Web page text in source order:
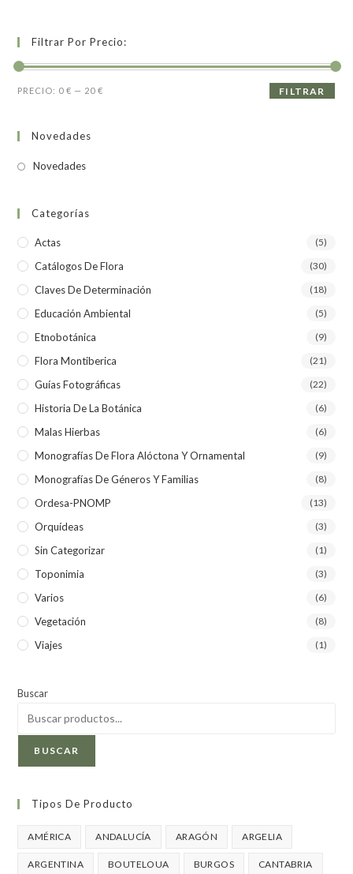
Filtrar Por Precio:
FILTRAR
PRECIO: 0 € — 20 €
Novedades
Novedades
Categorías
Actas (5)
Catálogos De Flora (30)
Claves De Determinación (18)
Educación Ambiental (5)
Etnobotánica (9)
Flora Montiberica (21)
Guías Fotográficas (22)
Historia De La Botánica (6)
Malas Hierbas (6)
Monografías De Flora Alóctona Y Ornamental (9)
Monografías De Géneros Y Familias (8)
Ordesa-PNOMP (13)
Orquídeas (3)
Sin Categorizar (1)
Toponimia (3)
Varios (6)
Vegetación (8)
Viajes (1)
Buscar
BUSCAR
Tipos De Producto
AMÉRICA ANDALUCÍA ARAGÓN ARGELIA
ARGENTINA BOUTELOUA BURGOS CANTABRIA